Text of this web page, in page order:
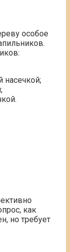
особое
насечкой;
как
но требует